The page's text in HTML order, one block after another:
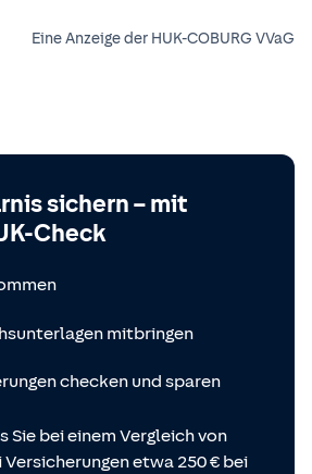
Eine Anzeige der HUK-COBURG VVaG
sichern – mit
Check
mitbringen
checken und sparen
Sie bei einem Vergleich von
etwa 250 € bei